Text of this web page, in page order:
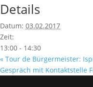
Details
Datum: 03.02.2017
Zeit:
13:00 - 14:30
« Tour de Bürgermeister:
Gespräch mit Kontaktstelle